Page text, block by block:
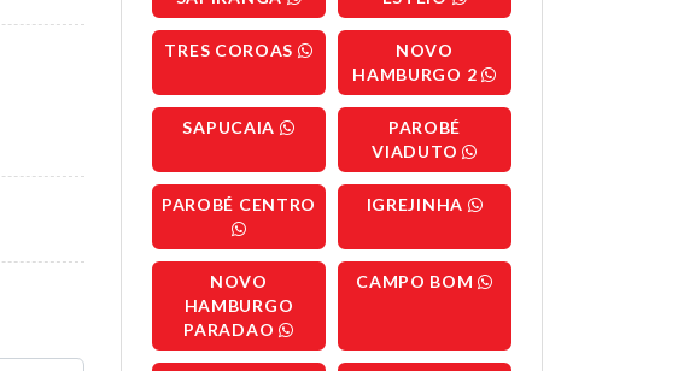
TRES COROAS
NOVO
HAMBURGO 2
SAPUCAIA
PAROBÉ
VIADUTO
PAROBÉ CENTRO IGREJINHA
NOVO
HAMBURGO
PARADAO
CAMPO BOM